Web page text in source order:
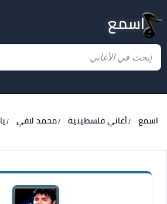
اسمع
اسمع أغاني فلسطينية محمد لافي